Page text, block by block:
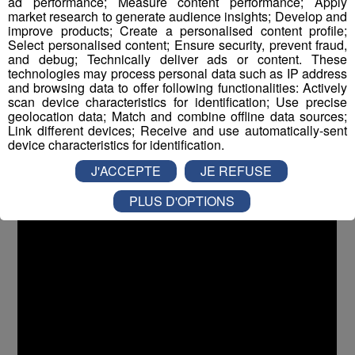
a lieu en Haute Savoie, les 29 et 30 juillet à Habère-
Poche.
Sur scène vous retrouverez : Têtes Raides Officiel, SKIP
THE USE, La Rue Kétanou, Marcel et son Orchestre..
market research to generate audience insights; Develop and
improve products; Create a personalised content profile;
Select personalised content; Ensure security, prevent fraud,
and debug; Technically deliver ads or content. These
technologies may process personal data such as IP address
and browsing data to offer following functionalities: Actively
scan device characteristics for identification; Use precise
geolocation data; Match and combine offline data sources;
Link different devices; Receive and use automatically-sent
device characteristics for identification.
J'ACCEPTE
JE REFUSE
PLUS D'OPTIONS